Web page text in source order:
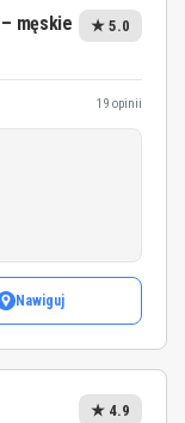
męskie ★ 5.0
19 opinii
Nawiguj
★ 4.9